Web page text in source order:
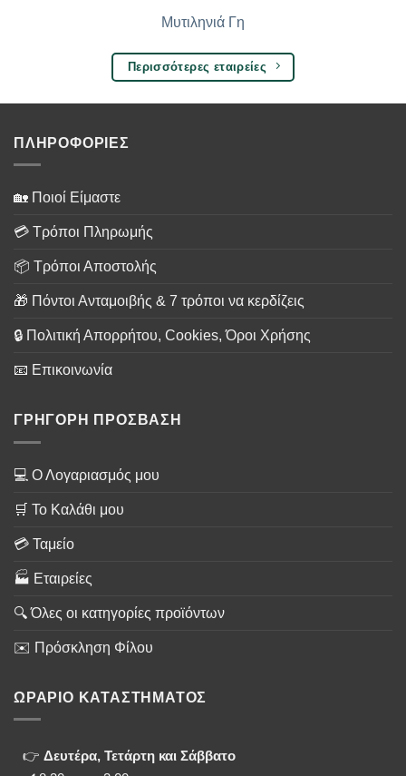
Μυτιληνιά Γη
Περισσότερες εταιρείες
ΠΛΗΡΟΦΟΡΙΕΣ
🏡 Ποιοί Είμαστε
💳 Τρόποι Πληρωμής
📦 Τρόποι Αποστολής
🎁 Πόντοι Ανταμοιβής & 7 τρόποι να κερδίζεις
🔒 Πολιτική Απορρήτου, Cookies, Όροι Χρήσης
📧 Επικοινωνία
ΓΡΗΓΟΡΗ ΠΡΟΣΒΑΣΗ
💻 Ο Λογαριασμός μου
🛒 Το Καλάθι μου
💳 Ταμείο
🏭 Εταιρείες
🔍 Όλες οι κατηγορίες προϊόντων
✉️ Πρόσκληση Φίλου
ΩΡΑΡΙΟ ΚΑΤΑΣΤΗΜΑΤΟΣ
👉 Δευτέρα, Τετάρτη και Σάββατο